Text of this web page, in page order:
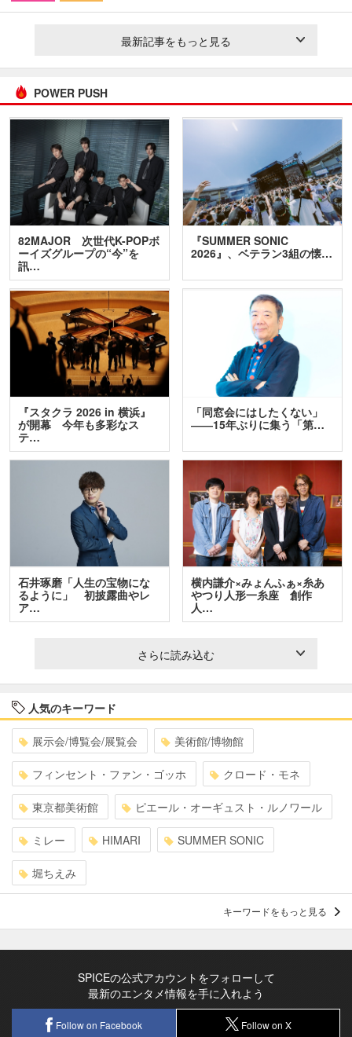
最新記事をもっと見る
POWER PUSH
82MAJOR 次世代K-POPボ
ーイズグループの“今”を
訊…
『SUMMER SONIC
2026』、ベテラン3組の懐…
『スタクラ 2026 in 横浜』
が開幕 今年も多彩なス
テ…
「同窓会にはしたくない」
――15年ぶりに集う「第…
石井琢磨「人生の宝物にな
るように」 初披露曲やレ
ア…
横内謙介×みょんふぁ×糸あ
やつり人形一糸座 創作
人…
さらに読み込む
人気のキーワード
展示会/博覧会/展覧会 美術館/博物館
フィンセント・ファン・ゴッホ クロード・モネ
東京都美術館 ピエール・オーギュスト・ルノワール
ミレー HIMARI SUMMER SONIC
堀ちえみ
キーワードをもっと見る
SPICEの公式アカウントをフォローして
最新のエンタメ情報を手に入れよう
Follow on Facebook Follow on X